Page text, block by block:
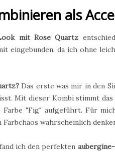
als
mit Rose Quartz
eingebunden, da ich ohne
Das erste was mir in den
Mit dieser Kombi stimmt
"Fig" aufgeführt. Für
wahrscheinlich
ich den perfekten